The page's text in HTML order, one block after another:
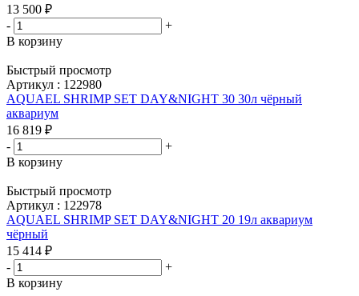
13 500 ₽
-
+
В корзину
Быстрый просмотр
Артикул : 122980
AQUAEL SHRIMP SET DAY&NIGHT 30 30л чёрный
аквариум
16 819 ₽
-
+
В корзину
Быстрый просмотр
Артикул : 122978
AQUAEL SHRIMP SET DAY&NIGHT 20 19л аквариум
чёрный
15 414 ₽
-
+
В корзину